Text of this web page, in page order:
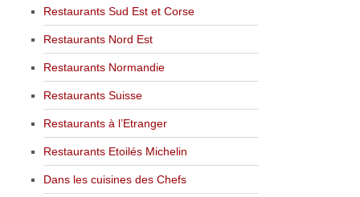
Restaurants Sud Est et Corse
Restaurants Nord Est
Restaurants Normandie
Restaurants Suisse
Restaurants à l’Etranger
Restaurants Etoilés Michelin
Dans les cuisines des Chefs